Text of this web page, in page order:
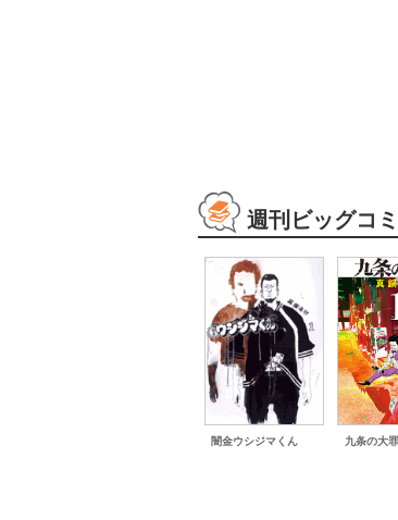
週刊ビッグコ
闇金ウシジマくん 九条の大罪